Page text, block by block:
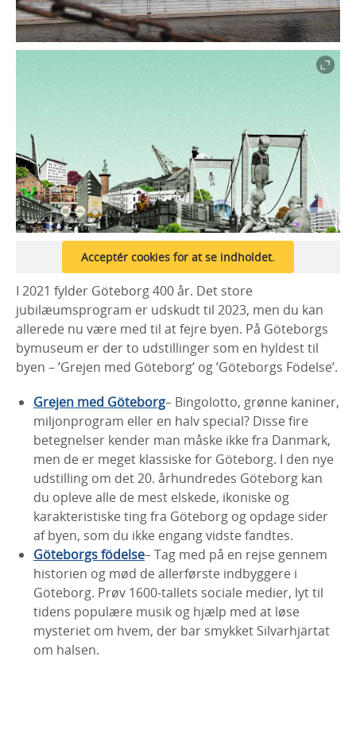
Acceptér cookies for at se indholdet.
I 2021 fylder Göteborg 400 år. Det store
jubilæumsprogram er udskudt til 2023, men du kan
allerede nu være med til at fejre byen. På Göteborgs
bymuseum er der to udstillinger som en hyldest til
byen – ’Grejen med Göteborg’ og ’Göteborgs Födelse’.
Grejen med Göteborg– Bingolotto, grønne kaniner,
miljonprogram eller en halv special? Disse fire
betegnelser kender man måske ikke fra Danmark,
men de er meget klassiske for Göteborg. I den nye
udstilling om det 20. århundredes Göteborg kan
du opleve alle de mest elskede, ikoniske og
karakteristiske ting fra Göteborg og opdage sider
af byen, som du ikke engang vidste fandtes.
Göteborgs födelse– Tag med på en rejse gennem
historien og mød de allerførste indbyggere i
Göteborg. Prøv 1600-tallets sociale medier, lyt til
tidens populære musik og hjælp med at løse
mysteriet om hvem, der bar smykket Silvarhjärtat
om halsen.